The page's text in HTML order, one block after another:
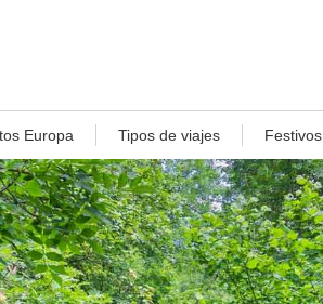
Europa Tipos de viajes Festivos